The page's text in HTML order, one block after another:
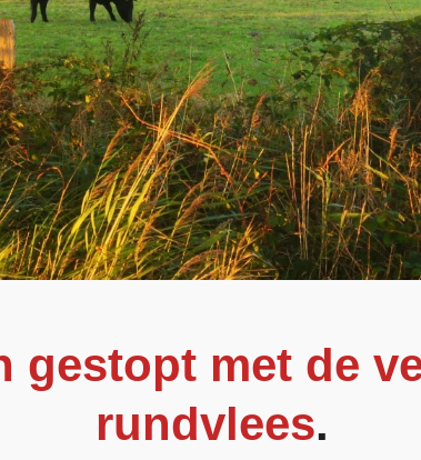
gestopt met de
rundvlees.